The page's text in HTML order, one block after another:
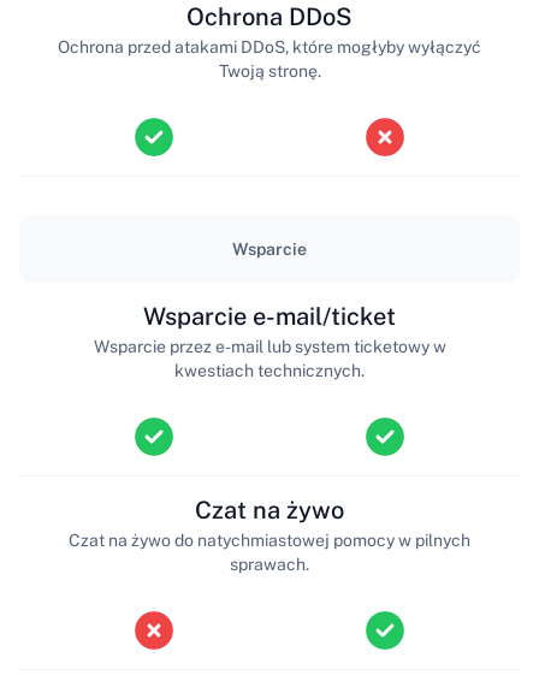
Ochrona DDoS
Ochrona przed atakami DDoS, które mogłyby wyłączyć
Twoją stronę.
Wsparcie
Wsparcie e-mail/ticket
Wsparcie przez e-mail lub system ticketowy w
kwestiach technicznych.
Czat na żywo
Czat na żywo do natychmiastowej pomocy w pilnych
sprawach.